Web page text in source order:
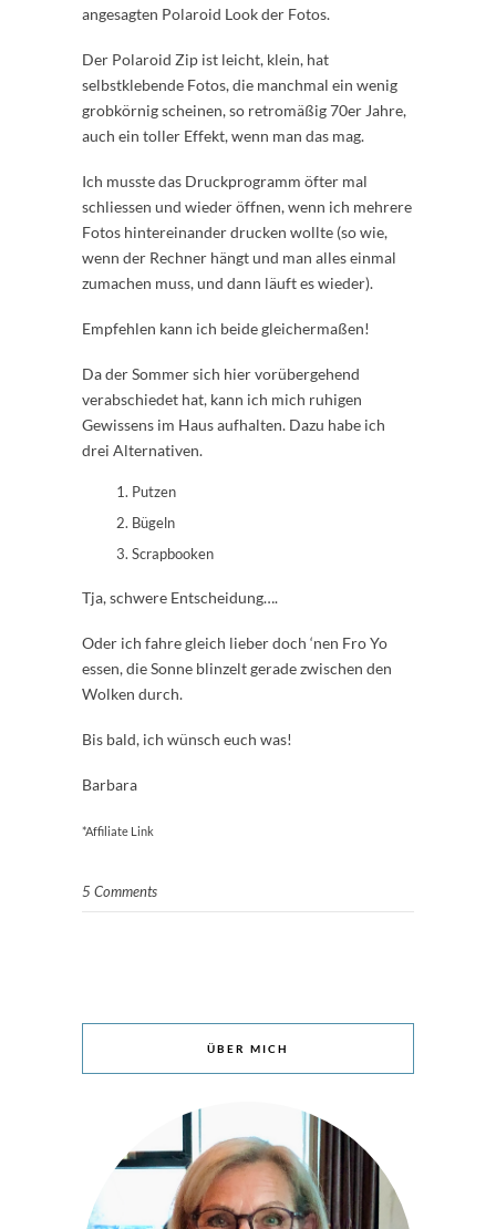
angesagten Polaroid Look der Fotos.
Der Polaroid Zip ist leicht, klein, hat
selbstklebende Fotos, die manchmal ein wenig
grobkörnig scheinen, so retromäßig 70er Jahre,
auch ein toller Effekt, wenn man das mag.
Ich musste das Druckprogramm öfter mal
schliessen und wieder öffnen, wenn ich mehrere
Fotos hintereinander drucken wollte (so wie,
wenn der Rechner hängt und man alles einmal
zumachen muss, und dann läuft es wieder).
Empfehlen kann ich beide gleichermaßen!
Da der Sommer sich hier vorübergehend
verabschiedet hat, kann ich mich ruhigen
Gewissens im Haus aufhalten. Dazu habe ich
drei Alternativen.
Putzen
Bügeln
Scrapbooken
Tja, schwere Entscheidung….
Oder ich fahre gleich lieber doch ‘nen Fro Yo
essen, die Sonne blinzelt gerade zwischen den
Wolken durch.
Bis bald, ich wünsch euch was!
Barbara
*Affiliate Link
5 Comments
ÜBER MICH